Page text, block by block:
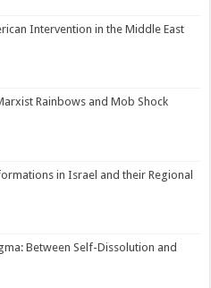
Intervention in the Middle East
Rainbows and Mob Shock
in Israel and their Regional
Between Self-Dissolution and